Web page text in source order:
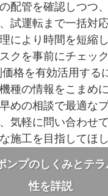
配管を確認しつつ
試運転まで一括対
により時間を短縮
クを事前にチェッ
格を有効活用する
種の情報をこまめ
めの相談で最適な
気軽に問い合わせ
施工を目指してほし
ンプのしくみとテ
性を詳説